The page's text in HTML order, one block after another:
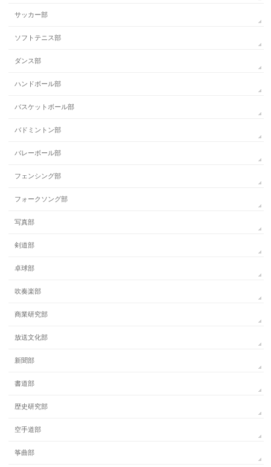
サッカー部
ソフトテニス部
ダンス部
ハンドボール部
バスケットボール部
バドミントン部
バレーボール部
フェンシング部
フォークソング部
写真部
剣道部
卓球部
吹奏楽部
商業研究部
放送文化部
新聞部
書道部
歴史研究部
空手道部
筝曲部